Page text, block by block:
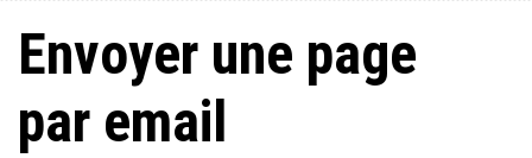
Envoyer une page
par email